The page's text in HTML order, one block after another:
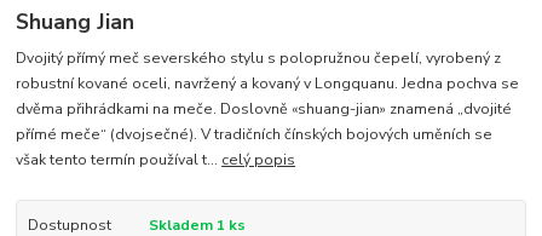
Shuang Jian
Dvojitý přímý meč severského stylu s polopružnou čepelí, vyrobený z
robustní kované oceli, navržený a kovaný v Longquanu. Jedna pochva se
dvěma přihrádkami na meče. Doslovně «shuang-jian» znamená „dvojité
přímé meče“ (dvojsečné). V tradičních čínských bojových uměních se
však tento termín používal t... celý popis
Dostupnost
Skladem 1 ks